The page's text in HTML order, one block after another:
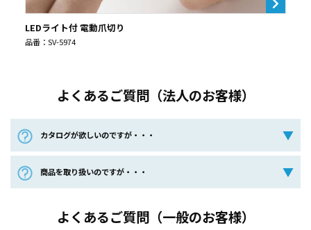
LEDライト付 電動爪切り
品番：SV-5974
よくあるご質問（法人のお客様）
カタログが欲しいのですが・・・
商品を取り扱いのですが・・・
よくあるご質問（一般のお客様）